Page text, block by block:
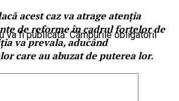
acest caz va atrage atenția
de reforme în cadrul forțelor de
va prevala, aducând
care au abuzat de puterea lor.
va fi publicată. Câmpurile obligatorii